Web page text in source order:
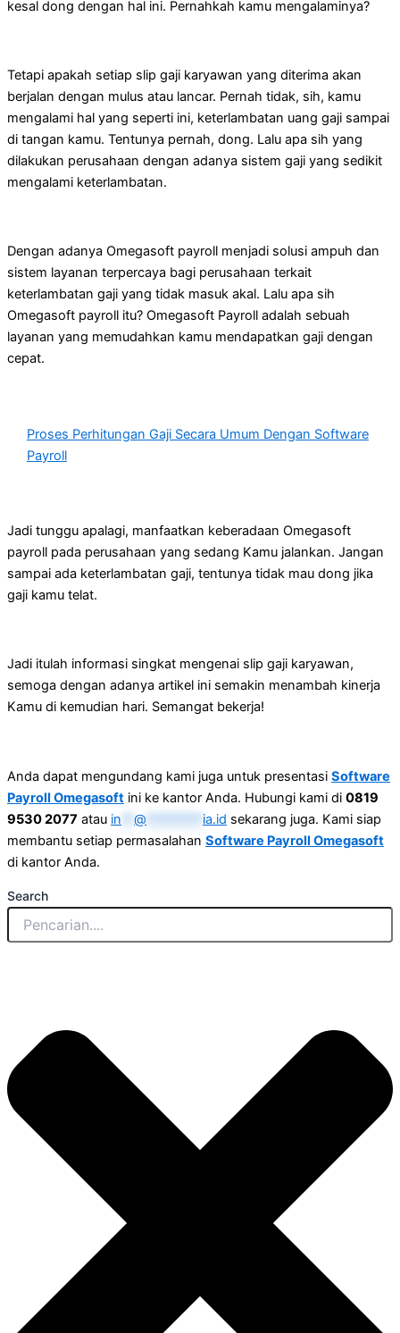
kesal dong dengan hal ini. Pernahkah kamu mengalaminya?
Tetapi apakah setiap slip gaji karyawan yang diterima akan
berjalan dengan mulus atau lancar. Pernah tidak, sih, kamu
mengalami hal yang seperti ini, keterlambatan uang gaji sampai
di tangan kamu. Tentunya pernah, dong. Lalu apa sih yang
dilakukan perusahaan dengan adanya sistem gaji yang sedikit
mengalami keterlambatan.
Dengan adanya Omegasoft payroll menjadi solusi ampuh dan
sistem layanan terpercaya bagi perusahaan terkait
keterlambatan gaji yang tidak masuk akal. Lalu apa sih
Omegasoft payroll itu? Omegasoft Payroll adalah sebuah
layanan yang memudahkan kamu mendapatkan gaji dengan
cepat.
Proses Perhitungan Gaji Secara Umum Dengan Software
Payroll
Jadi tunggu apalagi, manfaatkan keberadaan Omegasoft
payroll pada perusahaan yang sedang Kamu jalankan. Jangan
sampai ada keterlambatan gaji, tentunya tidak mau dong jika
gaji kamu telat.
Jadi itulah informasi singkat mengenai slip gaji karyawan,
semoga dengan adanya artikel ini semakin menambah kinerja
Kamu di kemudian hari. Semangat bekerja!
Anda dapat mengundang kami juga untuk presentasi Software
Payroll Omegasoft ini ke kantor Anda. Hubungi kami di 0819
9530 2077 atau in @ ia.id sekarang juga. Kami siap
membantu setiap permasalahan Software Payroll Omegasoft
di kantor Anda.
Search